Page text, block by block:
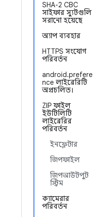
SHA-2 CBC
সাইফার স্যুটগুলি
সরানো হয়েছে
অ্যাপ ব্যবহার
HTTPS সংযোগ
পরিবর্তন
android.prefere
nce লাইব্রেরিটি
অপ্রচলিত।
ZIP ফাইল
ইউটিলিটি
লাইব্রেরির
পরিবর্তন
ইনফ্লেটার
জিপফাইল
জিপআউটপুট
স্ট্রিম
ক্যামেরার
পরিবর্তন